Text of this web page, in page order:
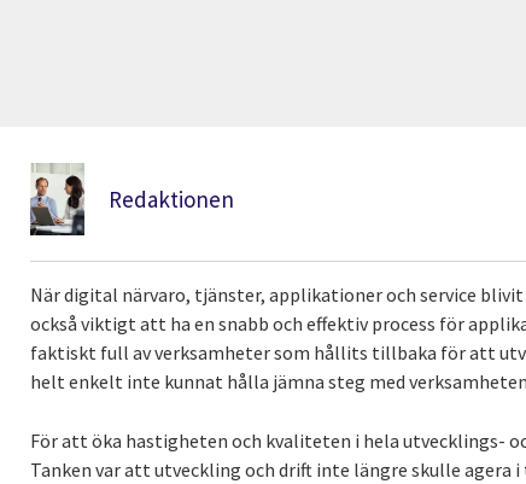
Redaktionen
När digital närvaro, tjänster, applikationer och service
också viktigt att ha en snabb och effektiv process för
faktiskt full av verksamheter som hållits tillbaka för att
helt enkelt inte kunnat hålla jämna steg med
För att öka hastigheten och kvaliteten i hela utvecklings-
Tanken var att utveckling och drift inte längre skulle agera